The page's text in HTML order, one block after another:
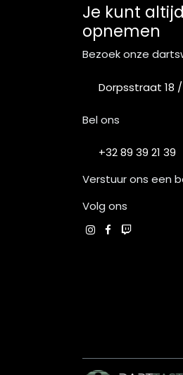
Je kunt
opnemen
Bezoek onze
Dorpsstraat 18
Bel ons
+32 89 39 21 39
Verstuur ons een
Volg ons